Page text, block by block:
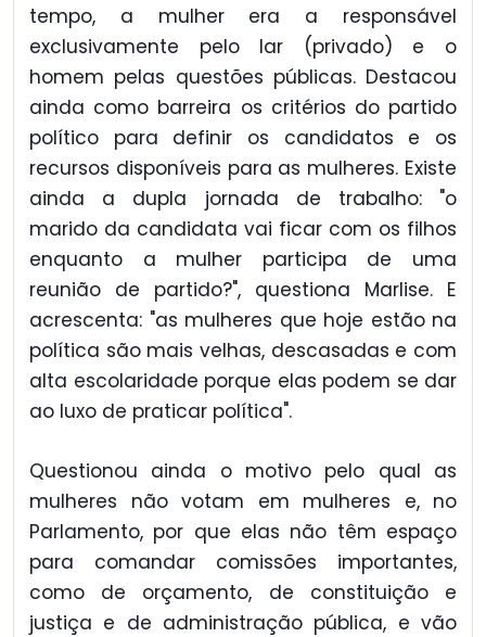
tempo, a mulher era a responsável
exclusivamente pelo lar (privado) e o
homem pelas questões públicas. Destacou
ainda como barreira os critérios do partido
político para definir os candidatos e os
recursos disponíveis para as mulheres. Existe
ainda a dupla jornada de trabalho: "o
marido da candidata vai ficar com os filhos
enquanto a mulher participa de uma
reunião de partido?", questiona Marlise. E
acrescenta: "as mulheres que hoje estão na
política são mais velhas, descasadas e com
alta escolaridade porque elas podem se dar
ao luxo de praticar política".
Questionou ainda o motivo pelo qual as
mulheres não votam em mulheres e, no
Parlamento, por que elas não têm espaço
para comandar comissões importantes,
como de orçamento, de constituição e
justiça e de administração pública, e vão